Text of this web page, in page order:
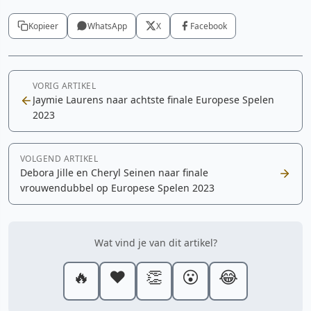
Kopieer WhatsApp X Facebook
VORIG ARTIKEL
Jaymie Laurens naar achtste finale Europese Spelen
2023
VOLGEND ARTIKEL
Debora Jille en Cheryl Seinen naar finale
vrouwendubbel op Europese Spelen 2023
Wat vind je van dit artikel?
🔥 ❤️ 👏 😮 😂